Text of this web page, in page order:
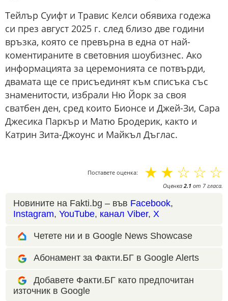
Тейлър Суифт и Травис Келси обявиха годежа
си през август 2025 г. след близо две години
връзка, която се превърна в една от най-
коментираните в световния шоубизнес. Ако
информацията за церемонията се потвърди,
двамата ще се присъединят към списъка със
знаменитости, избрали Ню Йорк за своя
сватбен ден, сред които Бионсе и Джей-Зи, Сара
Джесика Паркър и Матю Бродерик, както и
Катрин Зита-Джоунс и Майкъл Дъглас.
Поставете оценка: ☆
☆
☆
☆
☆
Оценка2.1 от 7 гласа.
Новините на Fakti.bg – във Facebook,
Instagram, YouTube, канал Viber, X
Четете ни и в Google News Showcase
Абонамент за Факти.БГ в Google Alerts
Добавете Факти.БГ като предпочитан
източник в Google